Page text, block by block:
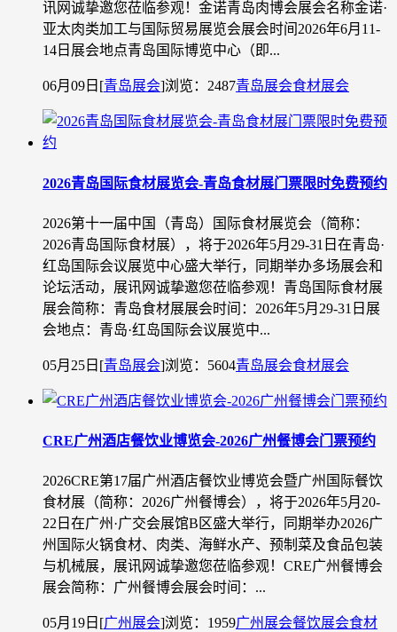
讯网诚挚邀您莅临参观！金诺青岛肉博会展会名称金诺·
亚太肉类加工与国际贸易展览会展会时间2026年6月11-
14日展会地点青岛国际博览中心（即...
06月09日 [青岛展会]浏览：2487青岛展会食材展会
2026青岛国际食材展览会-青岛食材展门票限时免费预约
2026第十一届中国（青岛）国际食材展览会（简称：
2026青岛国际食材展），将于2026年5月29-31日在青岛·
红岛国际会议展览中心盛大举行，同期举办多场展会和
论坛活动，展讯网诚挚邀您莅临参观！青岛国际食材展
展会简称：青岛食材展展会时间：2026年5月29-31日展
会地点：青岛·红岛国际会议展览中...
05月25日 [青岛展会]浏览：5604青岛展会食材展会
CRE广州酒店餐饮业博览会-2026广州餐博会门票预约
2026CRE第17届广州酒店餐饮业博览会暨广州国际餐饮
食材展（简称：2026广州餐博会），将于2026年5月20-
22日在广州·广交会展馆B区盛大举行，同期举办2026广
州国际火锅食材、肉类、海鲜水产、预制菜及食品包装
与机械展，展讯网诚挚邀您莅临参观！CRE广州餐博会
展会简称：广州餐博会展会时间：...
05月19日 [广州展会]浏览：1959广州展会餐饮展会食材